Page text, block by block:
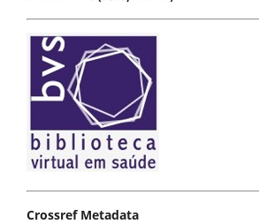
Crossref Metadata